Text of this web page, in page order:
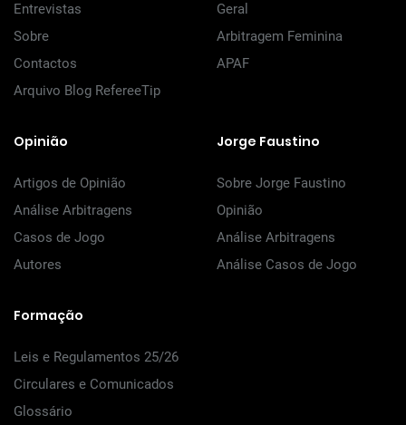
Entrevistas
Sobre
Contactos
Arquivo Blog RefereeTip
Geral
Arbitragem Feminina
APAF
Opinião
Artigos de Opinião
Análise Arbitragens
Casos de Jogo
Autores
Jorge Faustino
Sobre Jorge Faustino
Opinião
Análise Arbitragens
Análise Casos de Jogo
Formação
Leis e Regulamentos 25/26
Circulares e Comunicados
Glossário